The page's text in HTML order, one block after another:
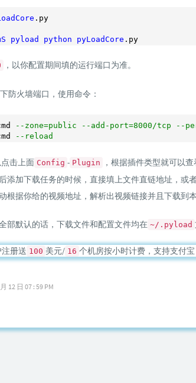
.py
pyload python pyLoadCore .py
，以你配置期间填的运行端口为准。
防火墙端口，使用命令：
--zone=public --add-port=8000/tcp --
--reload
击上面 Config - Plugin
，根据插件类型就可以
添加下载任务的时候，直接填上文件直链地址，或
根据你给的视频地址，解析出视频链接并且下载到本
部默认的话，下载文件和配置文件均在 ~/.pyload
册送 100 美元/ 16 个机房按小时计费，支持支付宝
12 日 07 : 59 PM